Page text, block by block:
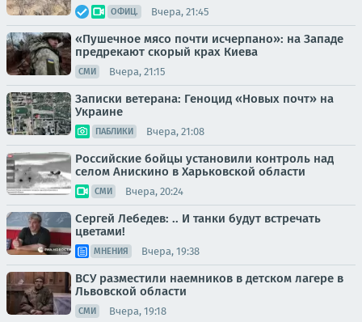
ОФИЦ. Вчера, 21:45
«Пушечное мясо почти исчерпано»: на Западе
предрекают скорый крах Киева
СМИ Вчера, 21:15
Записки ветерана: Геноцид «Новых почт» на
Украине
ПАБЛИКИ Вчера, 21:08
Российские бойцы установили контроль над
селом Анискино в Харьковской области
СМИ Вчера, 20:24
Сергей Лебедев: .. И танки будут встречать
цветами!
МНЕНИЯ Вчера, 19:38
ВСУ разместили наемников в детском лагере в
Львовской области
СМИ Вчера, 19:18